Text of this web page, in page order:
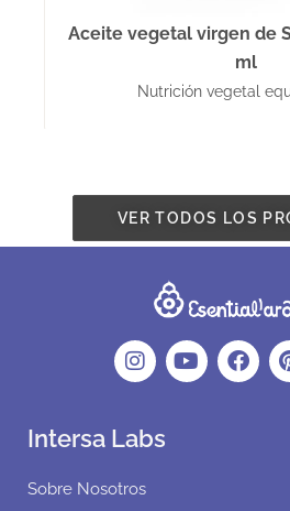
Aceite vegetal virgen de
ml
Nutrición vegetal
VER TODOS LOS
Intersa Labs
Sobre Nosotros